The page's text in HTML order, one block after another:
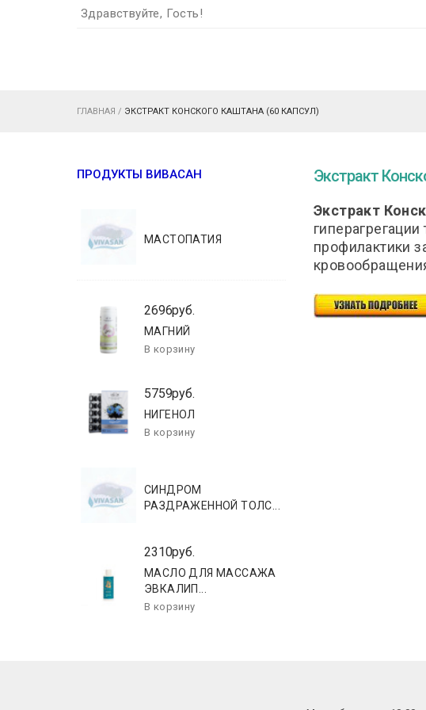
Здравствуйте, Гость!
ГЛАВНАЯ / ЭКСТРАКТ КОНСКОГО КАШТАНА (60 КАПСУЛ)
Экстракт
Экстракт
профилактики
ПРОДУКТЫ ВИВАСАН
МАСТОПАТИЯ
2696руб.
МАГНИЙ
5759руб.
НИГЕНОЛ
СИНДРОМ
РАЗДРАЖЕННОЙ ТОЛС...
2310руб.
МАСЛО ДЛЯ МАССАЖА
ЭВКАЛИП...